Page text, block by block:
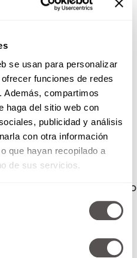
se usan para personalizar
funciones de redes
Además, compartimos
haga del sitio web con
publicidad y análisis
con otra información
que hayan recopilado a
de sus servicios.
sistémicos, parece
no podemos hacer
nuestros logros.
de nuestra capacidad
de decisiones, que
bajarnos los
que no estamos
eso es lo más
liderar o lo que sea
sentimos que nadie no
de experiencia
Recursos Humanos